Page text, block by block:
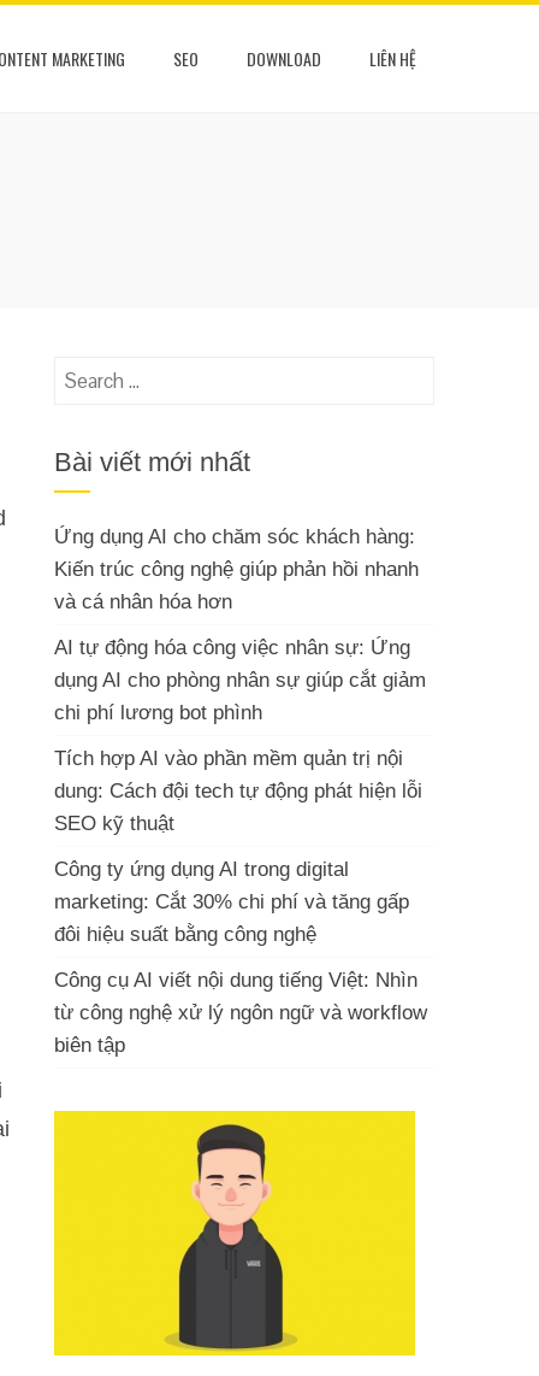
MARKETING SEO DOWNLOAD LIÊN HỆ
Search
Bài viết mới nhất
Ứng dụng AI cho chăm sóc khách hàng:
Kiến trúc công nghệ giúp phản hồi nhanh
và cá nhân hóa hơn
AI tự động hóa công việc nhân sự: Ứng
dụng AI cho phòng nhân sự giúp cắt giảm
chi phí lương bot phình
Tích hợp AI vào phần mềm quản trị nội
dung: Cách đội tech tự động phát hiện lỗi
SEO kỹ thuật
Công ty ứng dụng AI trong digital
marketing: Cắt 30% chi phí và tăng gấp
đôi hiệu suất bằng công nghệ
Công cụ AI viết nội dung tiếng Việt: Nhìn
từ công nghệ xử lý ngôn ngữ và workflow
biên tập